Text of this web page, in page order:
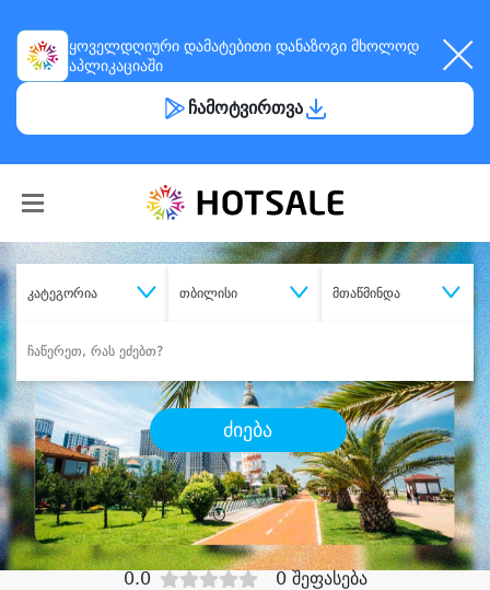
ყოველდღიური დამატებითი დანაზოგი მხოლოდ
აპლიკაციაში
ჩამოტვირთვა
კატეგორია თბილისი მთაწმინდა
ძიება
შეიძინესასურველი მომსახურება
დიდი დანაზოგით
0.0 0 შეფასება